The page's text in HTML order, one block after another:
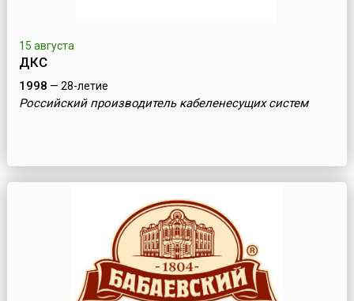
15 августа
ДКС
1998 — 28-летие
Российский производитель кабеленесущих систем